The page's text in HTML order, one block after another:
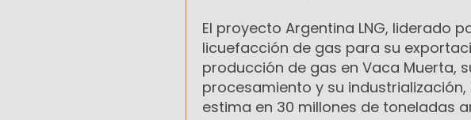
El proyecto Argentina LNG, liderado
licuefacción de gas para su
producción de gas en Vaca Muerta,
procesamiento y su
estima en 30 millones de toneladas